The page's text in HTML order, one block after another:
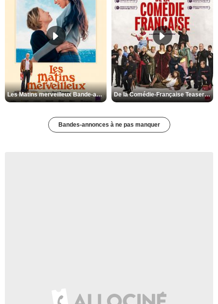
Les Matins merveilleux Bande-annonce VF De la Comédie-Française Teaser VF
Bandes-annonces à ne pas manquer